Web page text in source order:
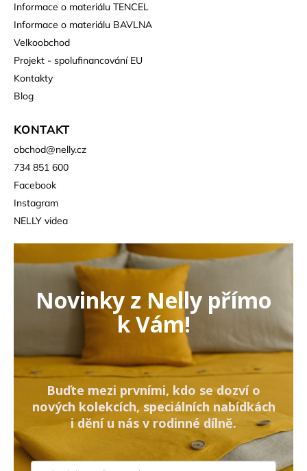
Informace o materiálu TENCEL
Informace o materiálu BAVLNA
Velkoobchod
Projekt - spolufinancování EU
Kontakty
Blog
KONTAKT
obchod@nelly.cz
734 851 600
Facebook
Instagram
NELLY videa
Novinky z Nelly přímo
k Vám!
Buďte mezi prvními, kdo se dozví o
nových kolekcích, speciálních nabídkách
i dění u nás v rodinné dílně.